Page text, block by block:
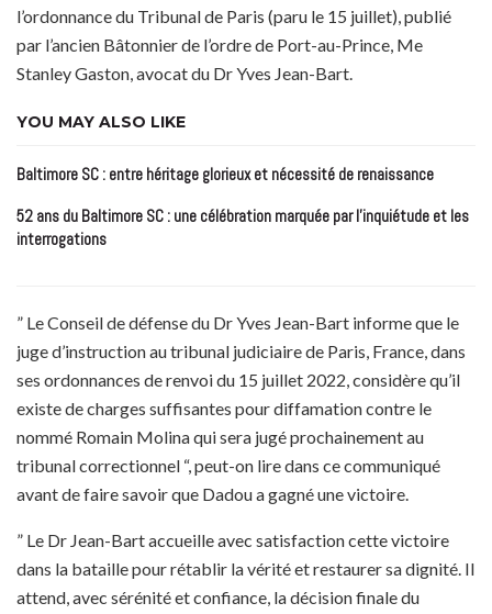
l’ordonnance du Tribunal de Paris (paru le 15 juillet), publié
par l’ancien Bâtonnier de l’ordre de Port-au-Prince, Me
Stanley Gaston, avocat du Dr Yves Jean-Bart.
YOU MAY ALSO LIKE
Baltimore SC : entre héritage glorieux et nécessité de renaissance
52 ans du Baltimore SC : une célébration marquée par l’inquiétude et les
interrogations
” Le Conseil de défense du Dr Yves Jean-Bart informe que le
juge d’instruction au tribunal judiciaire de Paris, France, dans
ses ordonnances de renvoi du 15 juillet 2022, considère qu’il
existe de charges suffisantes pour diffamation contre le
nommé Romain Molina qui sera jugé prochainement au
tribunal correctionnel “, peut-on lire dans ce communiqué
avant de faire savoir que Dadou a gagné une victoire.
” Le Dr Jean-Bart accueille avec satisfaction cette victoire
dans la bataille pour rétablir la vérité et restaurer sa dignité. Il
attend, avec sérénité et confiance, la décision finale du